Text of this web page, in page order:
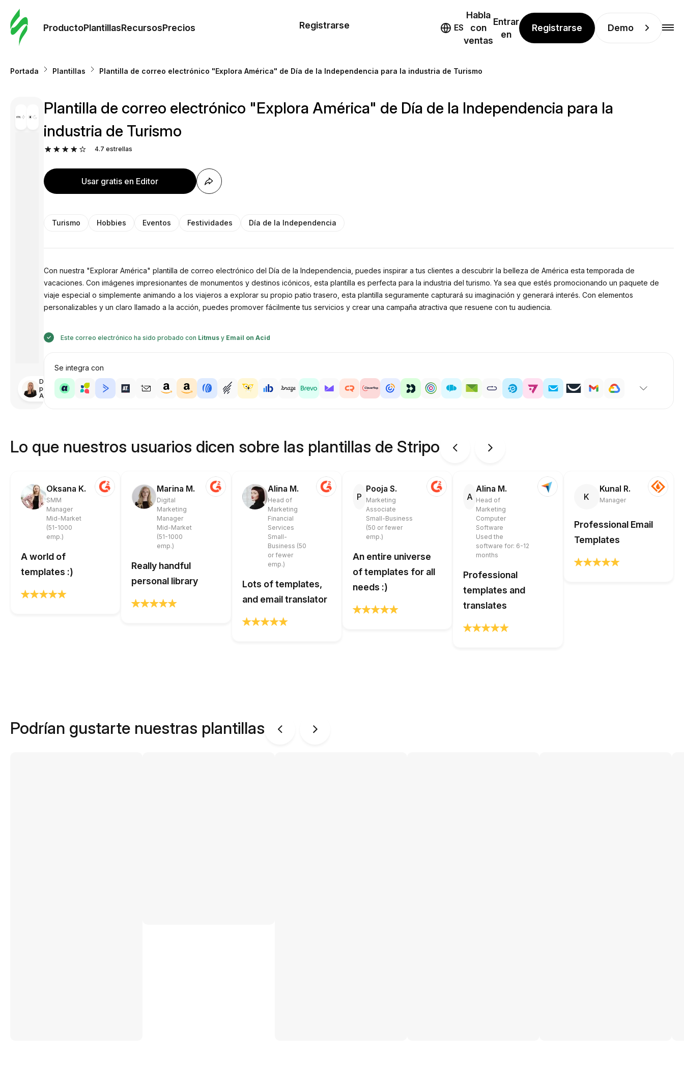
ProductoPlantillasRecursosPrecios Registrarse ES
Habla
con
ventas
Entrar
en
Registrarse Demo
Portada Plantillas Plantilla de correo electrónico "Explora América" de Día de la Independencia para la industria de Turismo
Diseñado
por
Anastasiia
Plantilla de correo electrónico "Explora América" de Día de la Independencia para la
industria de Turismo
4.7 estrellas
Usar gratis en Editor
Turismo Hobbies Eventos Festividades Día de la Independencia
Con nuestra "Explorar América" plantilla de correo electrónico del Día de la Independencia, puedes inspirar a tus clientes a descubrir la belleza de América esta temporada de
vacaciones. Con imágenes impresionantes de monumentos y destinos icónicos, esta plantilla es perfecta para la industria del turismo. Ya sea que estés promocionando un paquete de
viaje especial o simplemente animando a los viajeros a explorar su propio patio trasero, esta plantilla seguramente capturará su imaginación y generará interés. Con elementos
personalizables y un claro llamado a la acción, puedes promover fácilmente tus servicios y crear una campaña atractiva que resuene con tu audiencia.
Este correo electrónico ha sido probado con Litmusy Email on Acid
Se integra con
Lo que nuestros usuarios dicen sobre las plantillas de Stripo
Oksana K.
SMM
Manager
Mid-Market
(51-1000
emp.)
A world of
templates :)
Marina M.
Digital
Marketing
Manager
Mid-Market
(51-1000
emp.)
Really handful
personal library
Alina M.
Head of
Marketing
Financial
Services
Small-
Business (50
or fewer
emp.)
Lots of templates,
and email translator
P
Pooja S.
Marketing
Associate
Small-Business
(50 or fewer
emp.)
An entire universe
of templates for all
needs :)
A
Alina M.
Head of
Marketing
Computer
Software
Used the
software for: 6-12
months
Professional
templates and
translates
K
Kunal R.
Manager
Professional Email
Templates
Podrían gustarte nuestras plantillas